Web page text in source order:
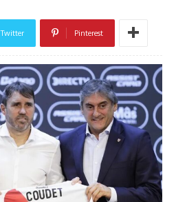
Twitter Pinterest